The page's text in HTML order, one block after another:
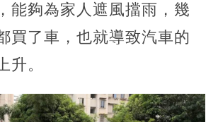
能夠為家人遮風擋雨，幾
買了車，也就導致汽車的
升。